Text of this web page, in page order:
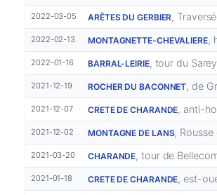
2022-03-05 ARÊTES DU GERBIER ,
2022-02-13 MONTAGNETTE-CHEVALIERE,
2022-01-16 BARRAL-LEIRIE, tour du
2021-12-19 ROCHER DU BACONNET, de
2021-12-07 CRETE DE CHARANDE, anti-
2021-12-02 MONTAGNE DE LANS, Rousse
2021-03-20 CHARANDE, tour de
2021-01-18 CRETE DE CHARANDE, est-